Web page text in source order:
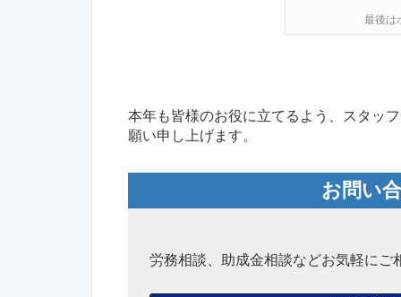
最後は
本年も皆様のお役に立てるよう、スタッ
願い申し上げます。
お問い
労務相談、助成金相談などお気軽にご